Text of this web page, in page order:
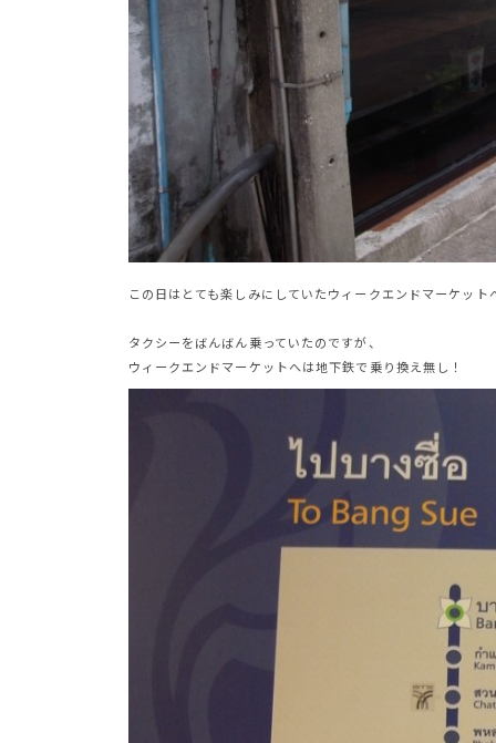
この日はとても楽しみにしていたウィークエンドマーケット
タクシーをばんばん乗っていたのですが、
ウィークエンドマーケットへは地下鉄で乗り換え無し！